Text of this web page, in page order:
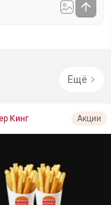
Ещё
Кинг Акции